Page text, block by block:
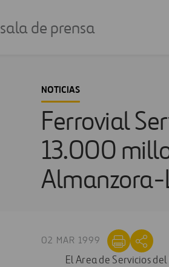
sala de prensa
NOTICIAS
Ferrovial
13.000
Almanzora-
02 MAR 1999
El Area de Servicios